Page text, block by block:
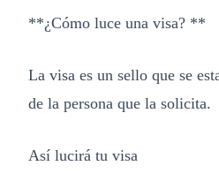
**¿Cómo luce una visa? **
La visa es un sello que se
de la persona que la solicita.
Así lucirá tu visa